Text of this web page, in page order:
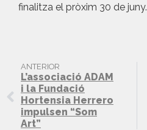
finalitza el pròxim 30 de juny.
ANTERIOR
L’associació ADAM
i la Fundació
Hortensia Herrero
impulsen “Som
Art”